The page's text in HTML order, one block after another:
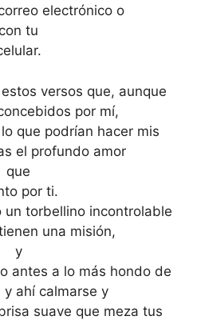
electrónico o
con tu
versos que, aunque
por mí,
que podrían hacer mis
el profundo amor
que
por ti.
un torbellino incontrolable
una misión,
y
antes a lo más hondo de
ahí calmarse y
suave que meza tus